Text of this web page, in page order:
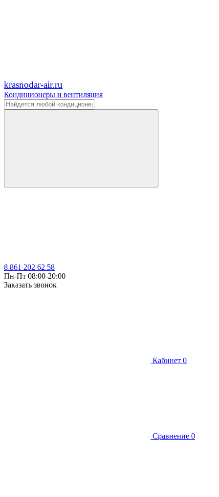
krasnodar-air.ru
Кондиционеры и вентиляция
8 861 202 62 58
Пн-Пт 08:00-20:00
Заказать звонок
Кабинет 0
Сравнение 0